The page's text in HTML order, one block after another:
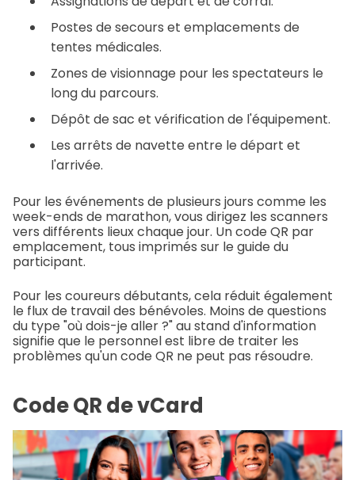
Postes de secours et emplacements de
tentes médicales.
Zones de visionnage pour les spectateurs le
long du parcours.
Dépôt de sac et vérification de l'équipement.
Les arrêts de navette entre le départ et
l'arrivée.
Pour les événements de plusieurs jours comme les
week-ends de marathon, vous dirigez les scanners
vers différents lieux chaque jour. Un code QR par
emplacement, tous imprimés sur le guide du
participant.
Pour les coureurs débutants, cela réduit également
le flux de travail des bénévoles. Moins de questions
du type "où dois-je aller ?" au stand d'information
signifie que le personnel est libre de traiter les
problèmes qu'un code QR ne peut pas résoudre.
Code QR de vCard